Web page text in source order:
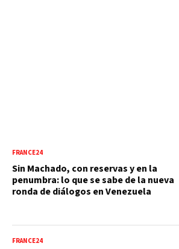
FRANCE24
Sin Machado, con reservas y en la
penumbra: lo que se sabe de la nueva
ronda de diálogos en Venezuela
FRANCE24